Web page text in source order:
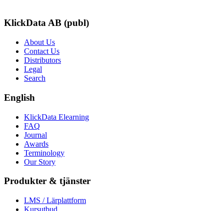
KlickData AB (publ)
About Us
Contact Us
Distributors
Legal
Search
English
KlickData Elearning
FAQ
Journal
Awards
Terminology
Our Story
Produkter & tjänster
LMS / Lärplattform
Kursutbud